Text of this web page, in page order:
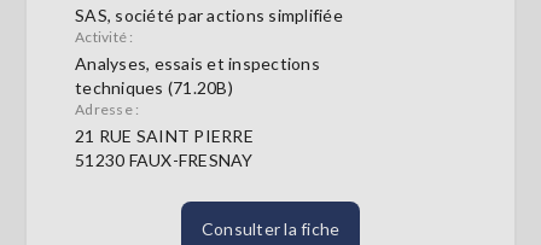
SAS, société par actions simplifiée
Activité :
Analyses, essais et inspections
techniques (71.20B)
Adresse :
21 RUE SAINT PIERRE
51230 FAUX-FRESNAY
Consulter la fiche